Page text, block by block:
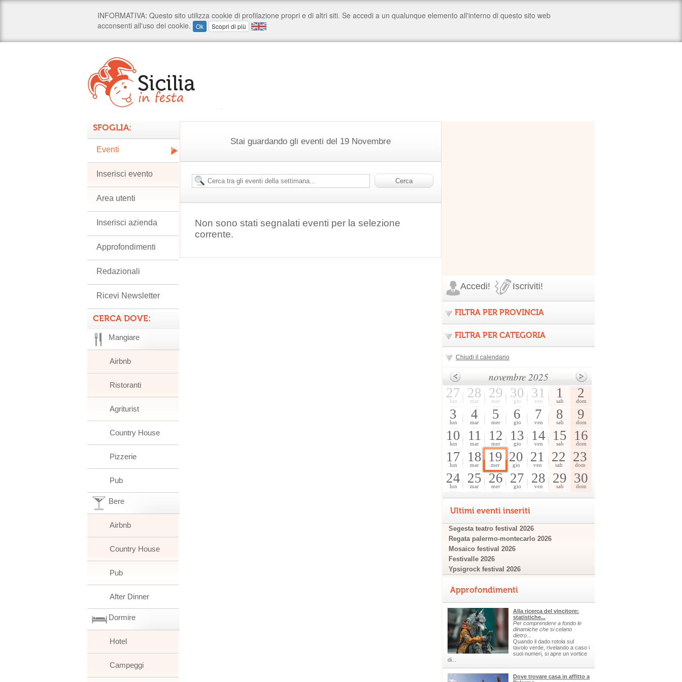
Stai guardando gli eventi del 19 Novembre
Non sono stati segnalati eventi per la selezione
corrente.
SFOGLIA:
Eventi
Inserisci evento
Area utenti
Inserisci azienda
Approfondimenti
Redazionali
Ricevi Newsletter
CERCA DOVE:
Mangiare
Airbnb
Ristoranti
Agriturist
Country House
Pizzerie
Pub
Bere
Airbnb
Country House
Pub
After Dinner
Dormire
Hotel
Campeggi
Accedi! Iscriviti!
FILTRA PER PROVINCIA
FILTRA PER CATEGORIA
Chiudi il calendario
novembre 2025
27
lun
28
mar
29
mer
30
gio
31
ven
1
sab
2
dom
3
lun
4
mar
5
mer
6
gio
7
ven
8
sab
9
dom
10
lun
11
mar
12
mer
13
gio
14
ven
15
sab
16
dom
17
lun
18
mar
19
mer
20
gio
21
ven
22
sab
23
dom
24
lun
25
mar
26
mer
27
gio
28
ven
29
sab
30
dom
Ultimi eventi inseriti
Segesta teatro festival 2026
Regata palermo-montecarlo 2026
Mosaico festival 2026
Festivalle 2026
Ypsigrock festival 2026
Approfondimenti
Alla ricerca del vincitore:
statistiche...
Per comprendere a fondo le
dinamiche che si celano
dietro...
Quando il dado rotola sul
tavolo verde, rivelando a caso i
suoi numeri, si apre un vortice
di...
Dove trovare casa in affitto a